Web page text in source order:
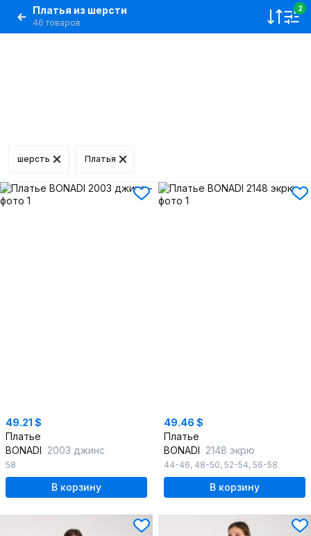
Платья из шерсти
46 товаров
2
шерсть Платья
49.21 $
Платье
BONADI 2003 джинс
58
В корзину
49.46 $
Платье
BONADI 2148 экрю
44-46, 48-50, 52-54, 56-58
В корзину